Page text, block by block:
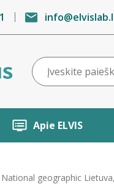
Apie ELVIS
National geographic